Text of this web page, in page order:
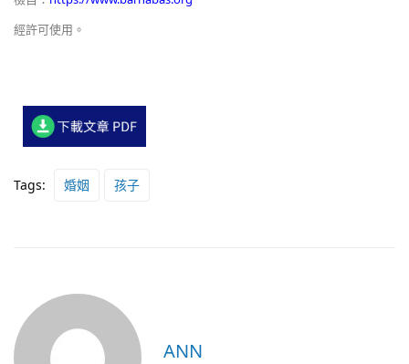
經許可使用。
Tags: 婚姻 孩子
ANN